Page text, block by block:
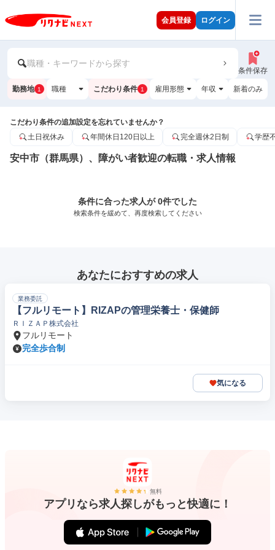
会員登録 ログイン
職種・キーワードから探す
条件保存
勤務地 1 職種 こだわり条件 1 雇用形態 年収 新着のみ
こだわり条件の追加設定を忘れていませんか？
土日祝休み
年間休日120日以上 完全週休2日制 学歴
安中市（群馬県）、障がい者歓迎の転職・求人情報
条件に合った求人が 0件でした
検索条件を緩めて、再度検索してください
あなたにおすすめの求人
業務委託
【フルリモート】RIZAPの管理栄養士・保健師
ＲＩＺＡＰ株式会社
フルリモート
完全歩合制
気になる
無料
アプリなら求人探しがもっと快適に！